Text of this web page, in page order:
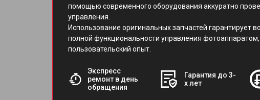
помощью современного оборудования аккуратно
управления.
Использование оригинальных запчастей гарантирует
полной функциональности управления
пользовательский опыт.
Экспресс
ремонт в день
обращения
Гарантия до 3-
х лет